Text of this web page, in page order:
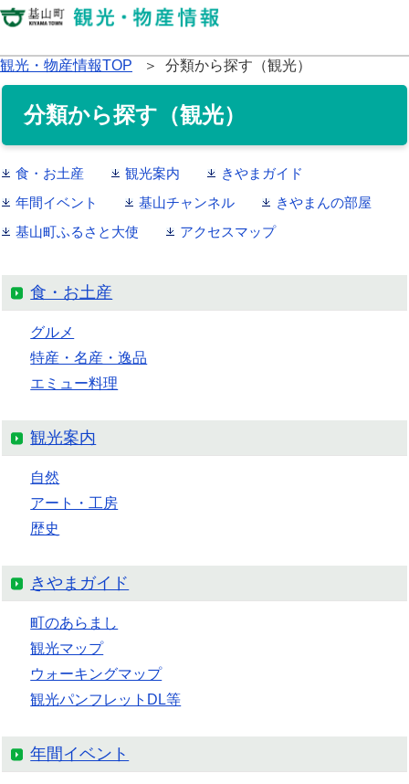
観光・物産情報TOP ＞ 分類から探す（観光）
分類から探す（観光）
食・お土産 観光案内
きやまガイド
年間イベント
基山チャンネル
きやまんの部屋
基山町ふるさと大使
アクセスマップ
食・お土産
グルメ
特産・名産・逸品
エミュー料理
観光案内
自然
アート・工房
歴史
きやまガイド
町のあらまし
観光マップ
ウォーキングマップ
観光パンフレットDL等
年間イベント